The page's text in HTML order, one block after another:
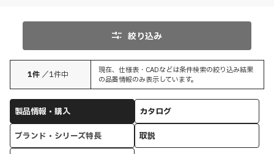
絞り込み
1件 ／1件中
現在、仕様表・CADなどは条件検索の絞り込み結果
の品番情報のみ表示しています。
製品情報・購入
カタログ
ブランド・シリーズ特長
取説